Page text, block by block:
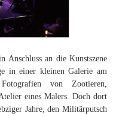
Anschluss an die Kunstszene
in einer kleinen Galerie am
von Zootieren,
eines Malers. Doch dort
Jahre, den Militärputsch